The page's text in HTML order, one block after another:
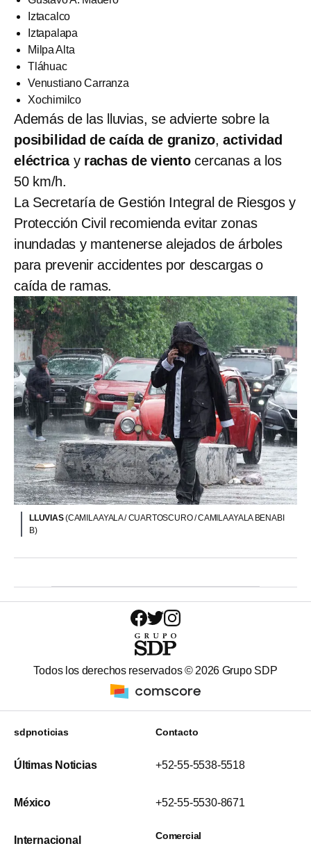
Iztacalco
Iztapalapa
Milpa Alta
Tláhuac
Venustiano Carranza
Xochimilco
Además de las lluvias, se advierte sobre la
posibilidad de caída de granizo,actividad
eléctricay rachas de vientocercanas a los
50 km/h.
La Secretaría de Gestión Integral de Riesgos y
Protección Civil recomienda evitar zonas
inundadas y mantenerse alejados de árboles
para prevenir accidentes por descargas o
caída de ramas.
LLUVIAS(CAMILA AYALA / CUARTOSCURO / CAMILA AYALA BENABI
B)
Todos los derechos reservados © 2026 Grupo SDP
sdpnoticias
Últimas Noticias
México
Internacional
Contacto
+52-55-5538-5518
+52-55-5530-8671
Comercial